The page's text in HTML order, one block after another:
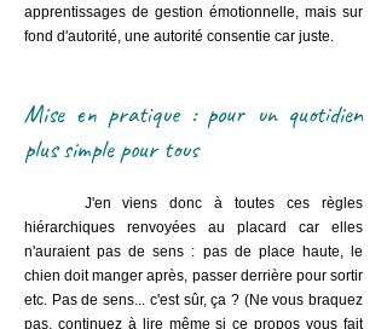
apprentissages de gestion émotionnelle, mais sur
fond d'autorité, une autorité consentie car juste.
Mise en pratique : pour un quotidien
plus simple pour tous
J'en viens donc à toutes ces règles
hiérarchiques renvoyées au placard car elles
n'auraient pas de sens : pas de place haute, le
chien doit manger après, passer derrière pour sortir
etc. Pas de sens... c'est sûr, ça ? (Ne vous braquez
pas, continuez à lire même si ce propos vous fait